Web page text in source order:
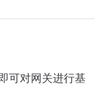
可对网关进行基